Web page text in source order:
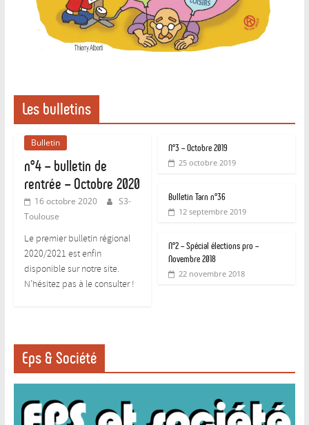
Les bulletins
Bulletin
n°4 – bulletin de
rentrée – Octobre 2020
16 octobre 2020
S3-
Toulouse
Le premier bulletin régional
2020/2021 est enfin
disponible sur notre site.
N’hésitez pas à le consulter !
N°3 – Octobre 2019
25 octobre 2019
Bulletin Tarn n°36
12 septembre 2019
N°2 – Spécial élections pro –
Novembre 2018
22 novembre 2018
Eps & Société